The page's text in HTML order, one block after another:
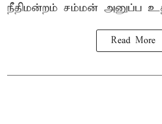
நீதிமன்றம் சம்மன் அனுப்ப
Read More